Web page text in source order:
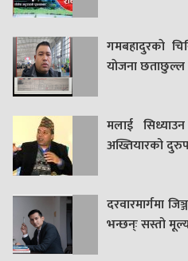
गमबहादुरकाे
याेजना छताछुल्ल
मलाई
अख्तियारको
दरवारमार्गमा
भन्छन्ः सस्तो